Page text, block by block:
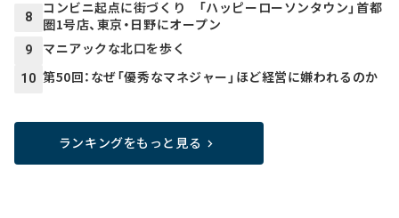
8
コンビニ起点に街づくり 「ハッピーローソンタウン」首都
圏1号店、東京・日野にオープン
9 マニアックな北口を歩く
10 第50回：なぜ「優秀なマネジャー」ほど経営に嫌われるのか
ランキングをもっと見る